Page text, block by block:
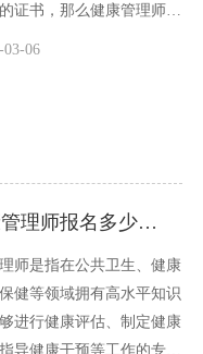
证书，那么健康管理师报
？
03-06
高级健康管理师报名多少钱？
师是指在公共卫生、健康
健等领域拥有高水平知识
进行健康评估、制定健康
导健康干预等工作的专业